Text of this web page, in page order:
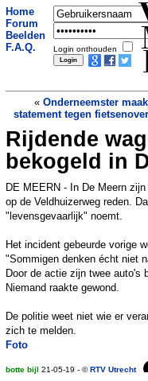
Home
Forum
Beelden
F.A.Q.
Login onthouden
« Onderneemster
statement tegen
Rijdende
bekogeld in
DE MEERN - In De Meern
op de Veldhuizerweg reden.
"levensgevaarlijk" noemt.
Het incident gebeurde vorige
"Sommigen denken écht niet
Door de actie zijn twee auto's
Niemand raakte gewond.
De politie weet niet wie er
zich te melden.
Foto
botte bijl 21-05-19 - ©RTV Utrecht